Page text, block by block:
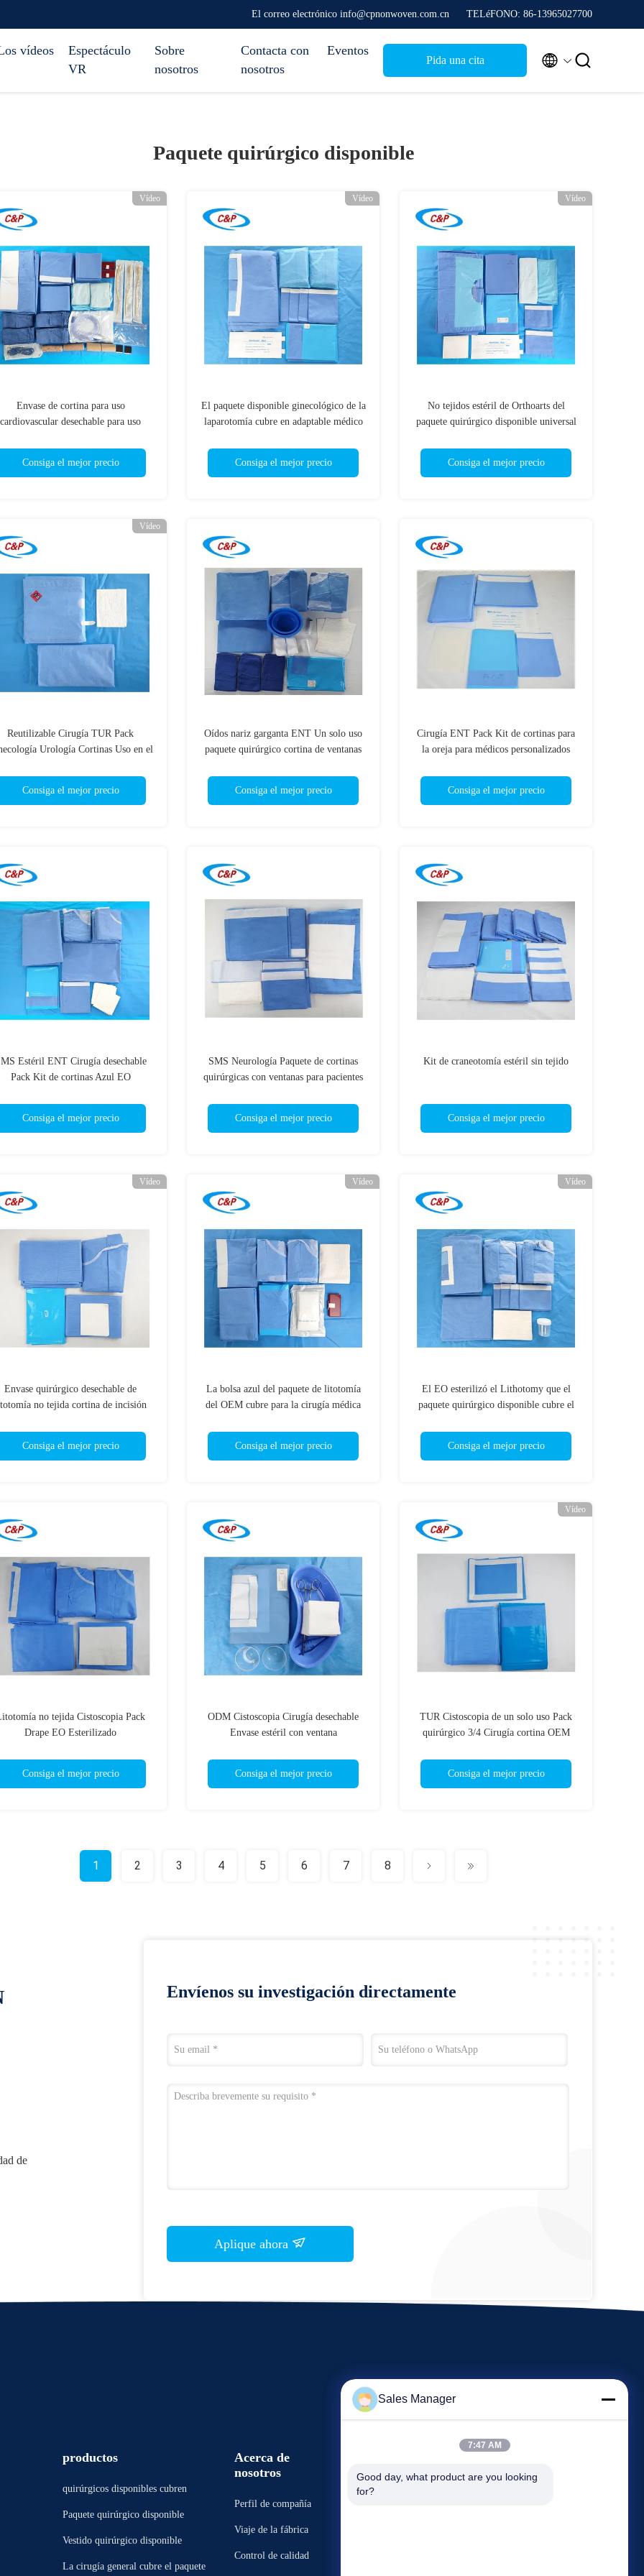
El correo electrónico info@cpnonwoven.com.cn TELéFONO: 86-13965027700
vídeos
Espectáculo
VR
Sobre
nosotros
Contacta con
nosotros
Eventos
Pida una cita  
Paquete quirúrgico disponible
Vídeo
Envase de cortina para uso
cardiovascular desechable para uso
Consiga el mejor precio
Vídeo
El paquete disponible ginecológico de la
laparotomía cubre en adaptable médico
Consiga el mejor precio
Vídeo
No tejidos estéril de Orthoarts del
paquete quirúrgico disponible universal
Consiga el mejor precio
Vídeo
Reutilizable Cirugía TUR Pack
Urología Cortinas Uso en el
Consiga el mejor precio
Oídos nariz garganta ENT Un solo uso
paquete quirúrgico cortina de ventanas
Consiga el mejor precio
Cirugía ENT Pack Kit de cortinas para
la oreja para médicos personalizados
Consiga el mejor precio
Estéril ENT Cirugía desechable
Pack Kit de cortinas Azul EO
Consiga el mejor precio
SMS Neurología Paquete de cortinas
quirúrgicas con ventanas para pacientes
Consiga el mejor precio
Kit de craneotomía estéril sin tejido
Consiga el mejor precio
Vídeo
Envase quirúrgico desechable de
no tejida cortina de incisión
Consiga el mejor precio
Vídeo
La bolsa azul del paquete de litotomía
del OEM cubre para la cirugía médica
Consiga el mejor precio
Vídeo
El EO esterilizó el Lithotomy que el
paquete quirúrgico disponible cubre el
Consiga el mejor precio
no tejida Cistoscopia Pack
Drape EO Esterilizado
Consiga el mejor precio
ODM Cistoscopia Cirugía desechable
Envase estéril con ventana
Consiga el mejor precio
Vídeo
TUR Cistoscopia de un solo uso Pack
quirúrgico 3/4 Cirugía cortina OEM
Consiga el mejor precio
1 2 3 4 5 6 7 8
de
Envíenos su investigación directamente
Aplique ahora
productos
quirúrgicos disponibles cubren
Paquete quirúrgico disponible
Vestido quirúrgico disponible
La cirugía general cubre el paquete
Acerca de
nosotros
Perfil de compañía
Viaje de la fábrica
Control de calidad
Casos
Sales Manager
7:47 AM
Good day, what product are you looking
for?